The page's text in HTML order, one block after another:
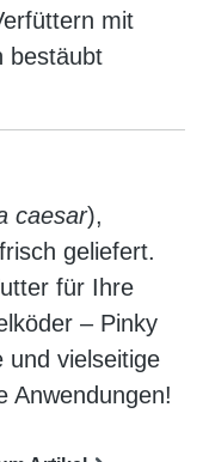
mit
bestäubt
caesar),
geliefert.
für Ihre
– Pinky
und vielseitige
Anwendungen!